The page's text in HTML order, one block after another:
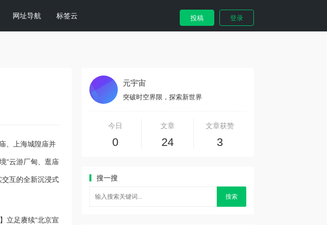
网址导航 标签云 投稿 登录
、上海城隍庙并
“云游厂甸、逛庙
交互的全新沉浸式
立足赓续“北京宣
元宇宙
突破时空界限，探索新世界
今日
0
文章
24
文章获赞
3
搜一搜
搜索